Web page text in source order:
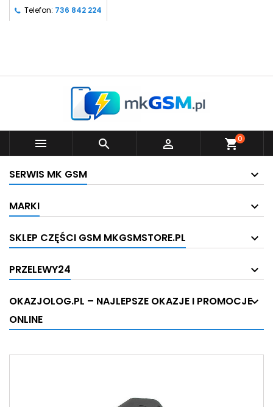
Telefon: 736 842 224
   shopping_cart0
SERWIS MK GSM
MARKI
SKLEP CZĘŚCI GSM MKGSMSTORE.PL
PRZELEWY24
OKAZJOLOG.PL – NAJLEPSZE OKAZJE I PROMOCJE
ONLINE